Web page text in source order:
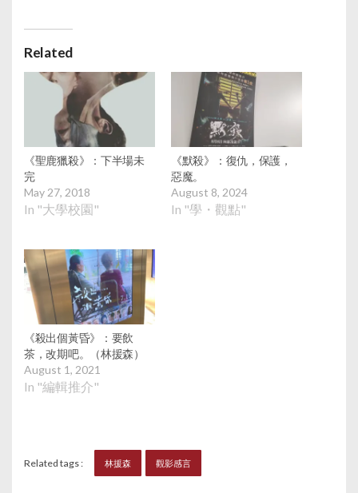
Related
《聖鹿獵殺》：下半場未
完
May 27, 2018
In "大學校園"
《默殺》：復仇，保護，
惡魔。
August 8, 2024
In "學・觀點"
《殺出個黃昏》：要飲
茶，改期吧。（林援森）
August 1, 2021
In "編輯推介"
Related tags : 林援森 觀影感言